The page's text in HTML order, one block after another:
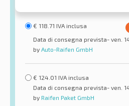
€ 118.71 IVA inclusa
Data di consegna prevista- ven.
by Auto-Raifen GmbH
€ 124.01 IVA inclusa
Data di consegna prevista- ven.
by Raifen Paket GmbH